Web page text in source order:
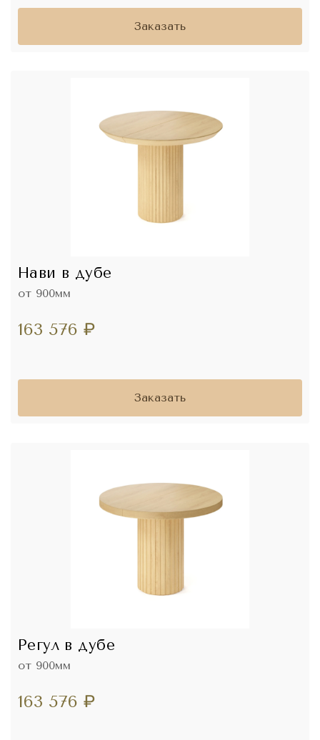
Заказать
Нави в дубе
от 900мм
163 576 ₽
Заказать
Регул в дубе
от 900мм
163 576 ₽